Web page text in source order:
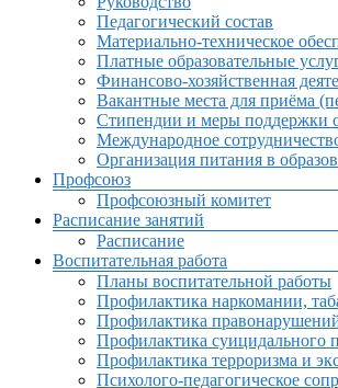
Педагогический состав
Материально-техническое
Платные образовательные
Финансово-хозяйственная
Вакантные места для приёма
Стипендии и меры поддержки
Международное
Организация питания в
Профсоюз
Профсоюзный комитет
Расписание занятий
Расписание
Воспитательная работа
Планы воспитательной работы
Профилактика наркомании,
Профилактика
Профилактика суицидального
Профилактика терроризма и
Психолого-педагогическое